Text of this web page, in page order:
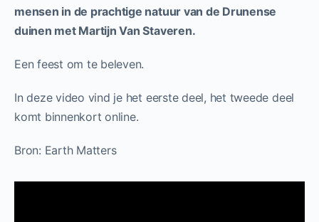
mensen in de prachtige natuur van de Drunense
duinen met Martijn Van Staveren.
Een feest om te beleven.
In deze video vind je het eerste deel, het tweede deel
komt binnenkort online.
Bron: Earth Matters